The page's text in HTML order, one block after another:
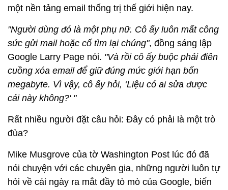
một nền tảng email thống trị thế giới hiện nay.
"Người dùng đó là một phụ nữ. Cô ấy luôn mất công
sức gửi mail hoặc cố tìm lại chúng", đồng sáng lập
Google Larry Page nói. "Và rồi cô ấy buộc phải điên
cuồng xóa email để giữ đúng mức giới hạn bốn
megabyte. Vì vậy, cô ấy hỏi, ‘Liệu có ai sửa được
cái này không?' "
Rất nhiều người đặt câu hỏi: Đây có phải là một trò
đùa?
Mike Musgrove của tờ Washington Post lúc đó đã
nói chuyện với các chuyên gia, những người luôn tự
hỏi về cái ngày ra mắt đầy tò mò của Google, biến